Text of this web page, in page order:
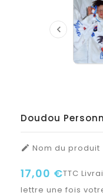

Doudou
 Nom du produit
17,00 €TTC
lettre une fois